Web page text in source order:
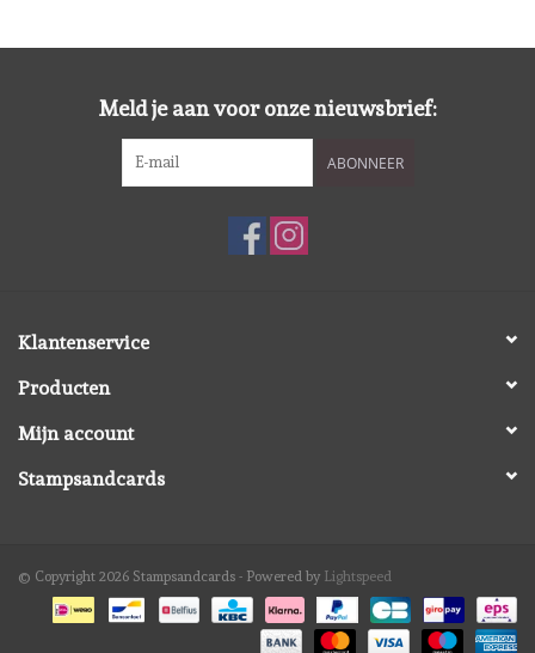
Meld je aan voor onze nieuwsbrief:
ABONNEER
Klantenservice
Producten
Mijn account
Stampsandcards
© Copyright 2026 Stampsandcards - Powered by Lightspeed